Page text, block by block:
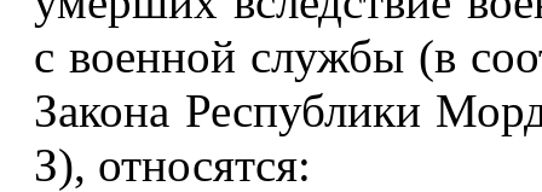
с военной службы (в
Закона Республики
З), относятся: